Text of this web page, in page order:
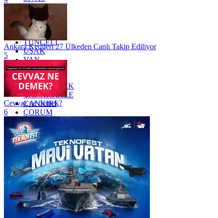
SİİRT
TEKİRDAĞ
TOKAT
TRABZON
TUNCELİ
UŞAK
VAN
YALOVA
YOZGAT
ZONGULDAK
ÇANAKKALE
ÇANKIRI
ÇORUM
İSTANBUL
İZMİR
ŞANLIURFA
ŞIRNAK
Ankara Kedileri 27 Ülkeden Canlı Takip Ediliyor
5
Cevvaz ne demek?
6